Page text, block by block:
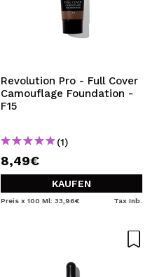
Revolution Pro - Full Cover
Camouflage Foundation -
F15
(1)
8,49€
KAUFEN
Preis x 100 Ml: 33,96€ Tax Inb.